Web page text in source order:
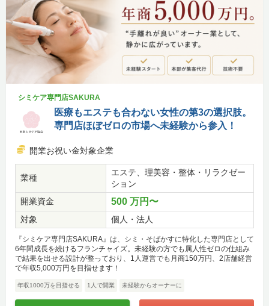
シミケア専門店SAKURA
医療もエステも合わない女性の第3の選択肢。
専門店ほぼゼロの市場へ未経験から参入！
開業お祝い金対象企業
業種
エステ、理美容・整体・リラクゼー
ション
開業資金
500 万円〜
対象 個人・法人
『シミケア専門店SAKURA』は、シミ・そばかすに特化した専門店として
6年間成長を続けるフランチャイズ。未経験の方でも属人性ゼロの仕組み
で結果を出せる設計が整っており、1人運営でも月商150万円、2店舗経営
で年収5,000万円を目指せます！
年収1000万を目指せる 1人で開業 未経験からオーナーに